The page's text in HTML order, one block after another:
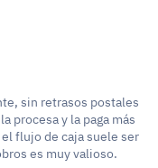
sin retrasos postales
procesa y la paga más
flujo de caja suele ser
es muy valioso.